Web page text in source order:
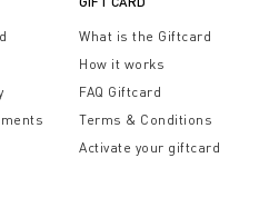
significato, offrendo
speciali della vita.
What is the Giftcard
How it works
FAQ Giftcard
Terms & Conditions
Activate your giftcard